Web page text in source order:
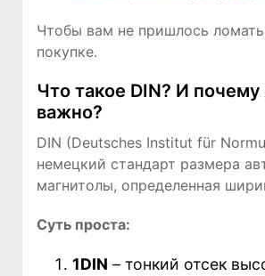
Чтобы вам не пришлось
покупке.
Что такое DIN? И почему
важно?
DIN (Deutsches Institut für
немецкий стандарт размера
магнитолы, определенная
Суть проста:
1DIN – тонкий отсек